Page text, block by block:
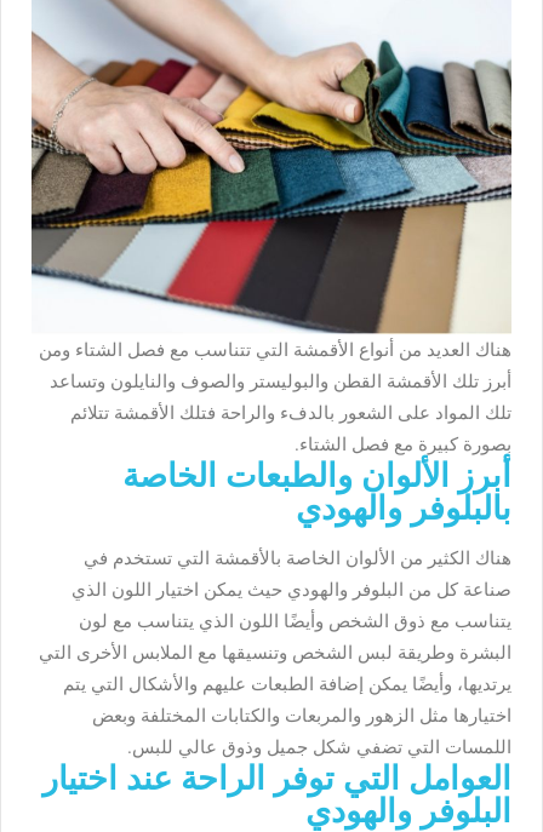
هناك العديد من أنواع الأقمشة التي تتناسب مع فصل الشتاء ومن
أبرز تلك الأقمشة القطن والبوليستر والصوف والنايلون وتساعد
تلك المواد على الشعور بالدفء والراحة فتلك الأقمشة تتلائم
بصورة كبيرة مع فصل الشتاء.
أبرز الألوان والطبعات الخاصة
بالبلوفر والهودي
هناك الكثير من الألوان الخاصة بالأقمشة التي تستخدم في
صناعة كل من البلوفر والهودي حيث يمكن اختيار اللون الذي
يتناسب مع ذوق الشخص وأيضًا اللون الذي يتناسب مع لون
البشرة وطريقة لبس الشخص وتنسيقها مع الملابس الأخرى التي
يرتديها، وأيضًا يمكن إضافة الطبعات عليهم والأشكال التي يتم
اختيارها مثل الزهور والمربعات والكتابات المختلفة وبعض
اللمسات التي تضفي شكل جميل وذوق عالي للبس.
العوامل التي توفر الراحة عند اختيار
البلوفر والهودي